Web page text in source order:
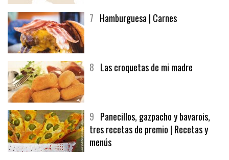
7 Hamburguesa | Carnes
8 Las croquetas de mi madre
9 Panecillos, gazpacho y bavarois,
tres recetas de premio | Recetas y
menús